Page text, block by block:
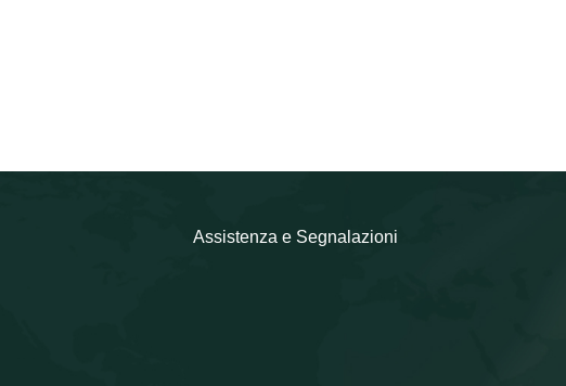
Assistenza e Segnalazioni